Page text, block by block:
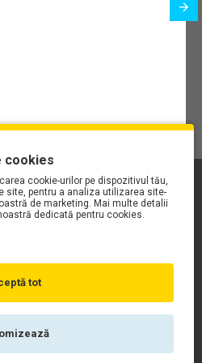
MOTORS PE SPOTIFY
cookies
cookie-urilor pe dispozitivul tău,
site, pentru a analiza utilizarea site-
de marketing. Mai multe detalii
dedicată pentru cookies.
tot